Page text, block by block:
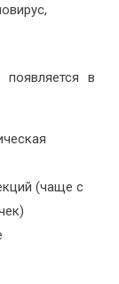
в
(чаще с